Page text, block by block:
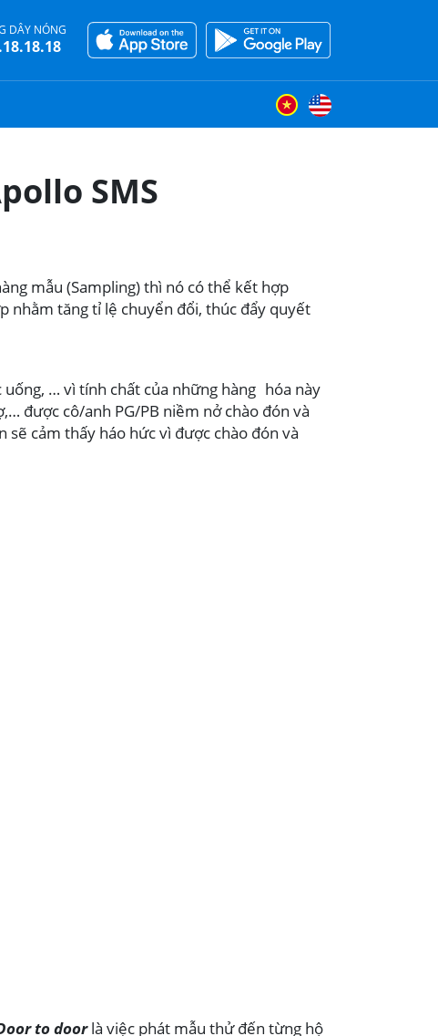
DÂY NÓNG
SMS
mẫu (Sampling) thì nó có thể kết hợp
nhằm tăng tỉ lệ chuyển đổi, thúc đẩy quyết
… vì tính chất của những hàng hóa này
được cô/anh PG/PB niềm nở chào đón và
cảm thấy háo hức vì được chào đón và
to doorlà việc phát mẫu thử đến từng hộ